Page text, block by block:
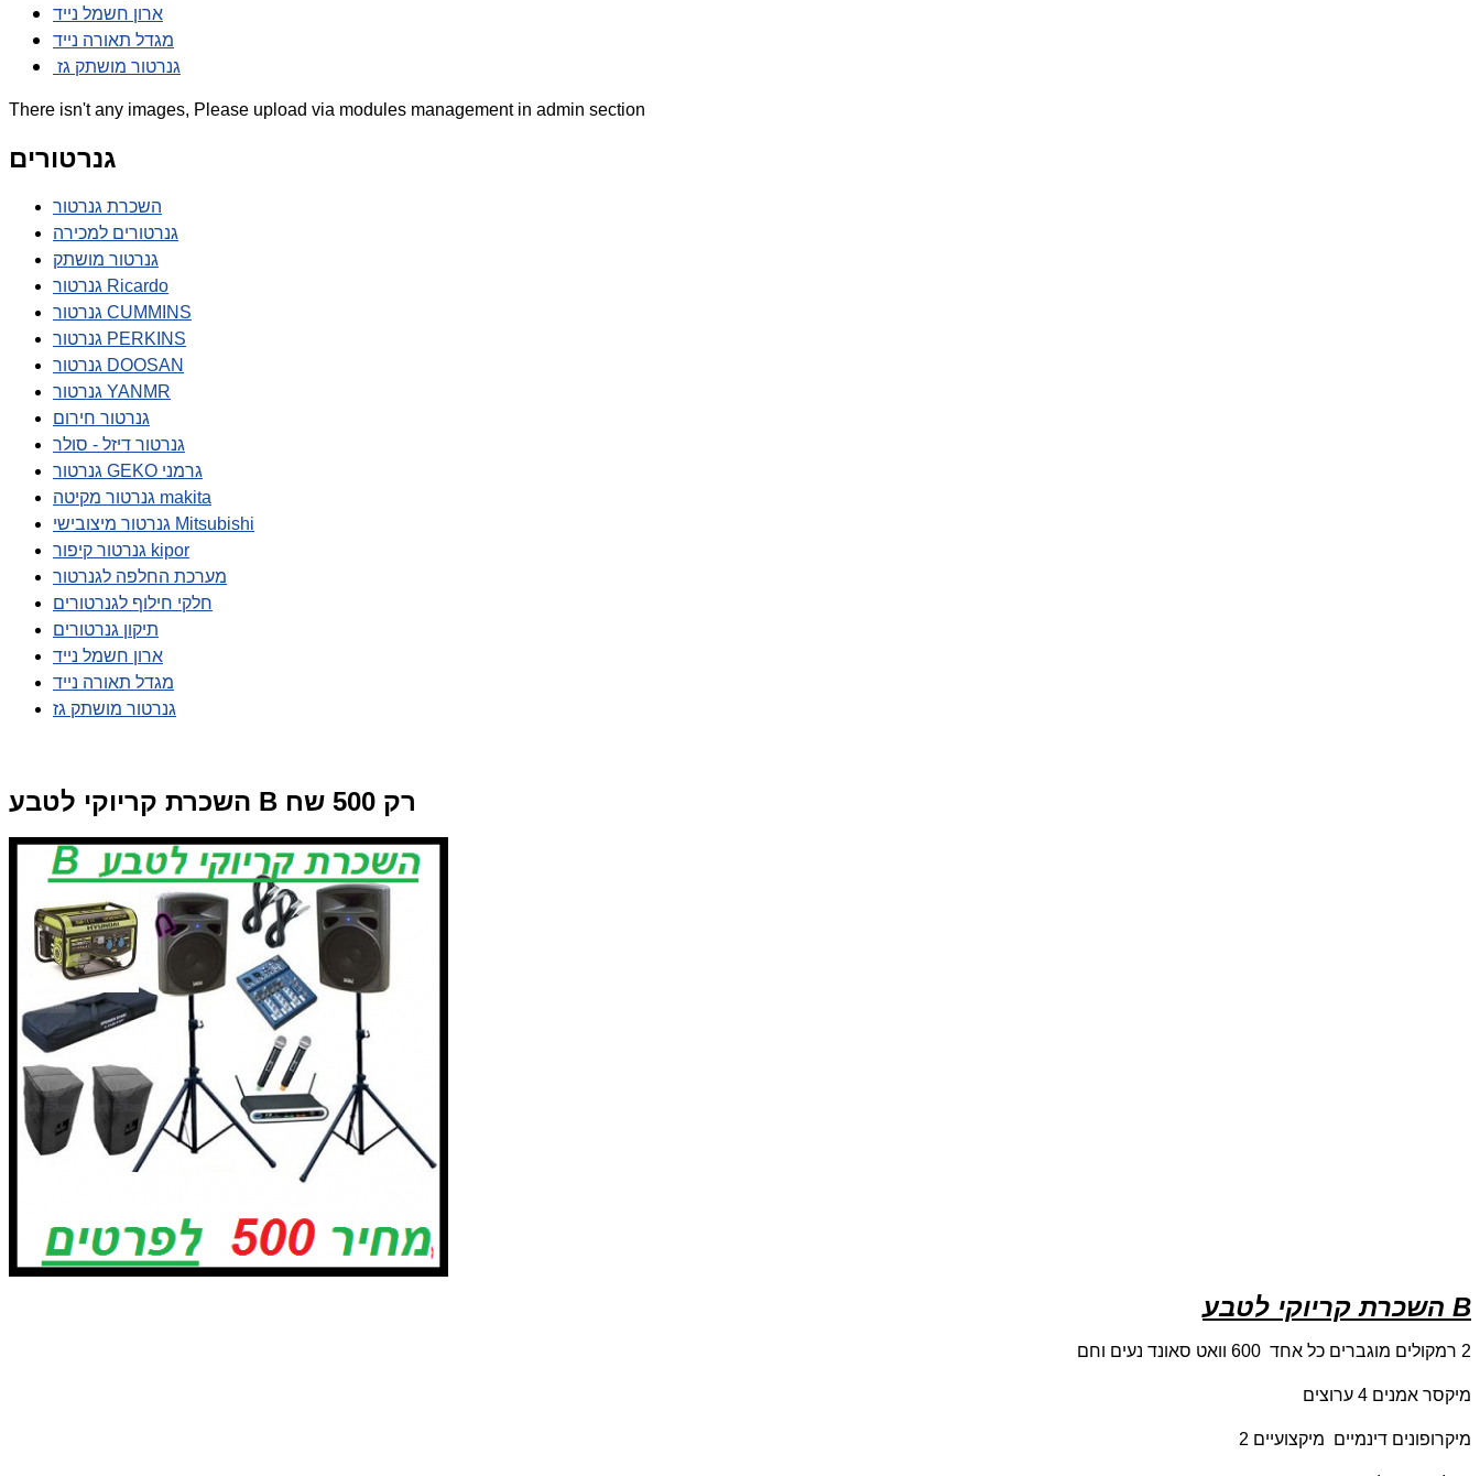
ארון חשמל נייד
מגדל תאורה נייד
גנרטור מושתק גז
There isn't any images, Please upload via modules management in admin section
גנרטורים
השכרת גנרטור
גנרטורים למכירה
גנרטור מושתק
גנרטור Ricardo
גנרטור CUMMINS
גנרטור PERKINS
גנרטור DOOSAN
גנרטור YANMR
גנרטור חירום
גנרטור דיזל - סולר
גנרטור GEKO גרמני
גנרטור מקיטה makita
גנרטור מיצובישי Mitsubishi
גנרטור קיפור kipor
מערכת החלפה לגנרטור
חלקי חילוף לגנרטורים
תיקון גנרטורים
ארון חשמל נייד
מגדל תאורה נייד
גנרטור מושתק גז
השכרת קריוקי לטבע B רק 500 שח
השכרת קריוקי לטבע B
2 רמקולים מוגברים כל אחד 600 וואט סאונד נעים וחם
מיקסר אמנים 4 ערוצים
2 מיקרופונים דינמיים מיקצועיים